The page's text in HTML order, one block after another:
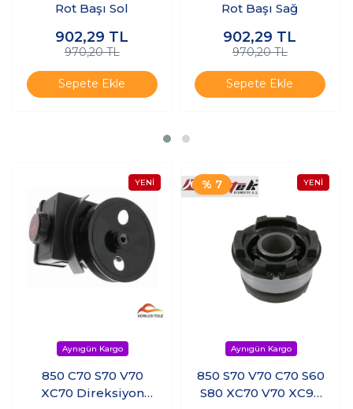
Rot Başı Sol
902,29 TL
970,20 TL
Sepete Ekle
Rot Başı Sağ
902,29 TL
970,20 TL
Sepete Ekle
850 C70 S70 V70
XC70 Direksiyon
% 7
850 S70 V70 C70 S60
S80 XC70 V70 XC90